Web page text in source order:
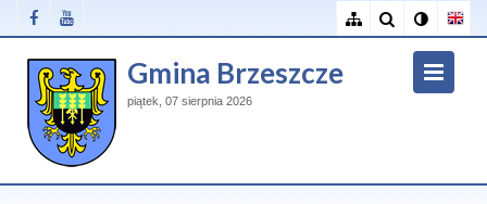
Gmina Brzeszcze
piątek, 07 sierpnia 2026